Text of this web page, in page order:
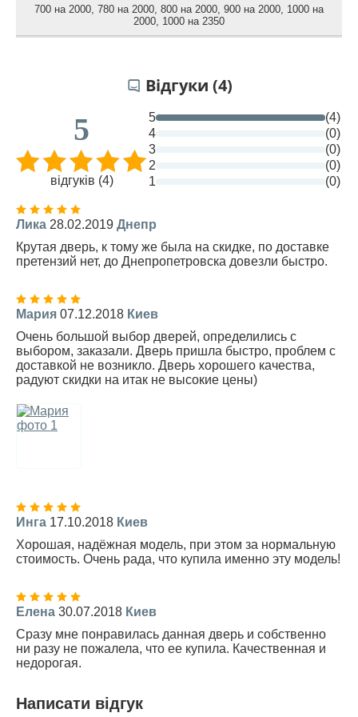
700 на 2000 780 на 2000 800 на 2000 900 на 2000 1000 на
2000 1000 на 2350
Відгуки (4)
5
відгуків (4)
5
(4)
4
(0)
3
(0)
2
(0)
1
(0)
Лика 28.02.2019 Днепр
Крутая дверь, к тому же была на скидке, по доставке
претензий нет, до Днепропетровска довезли быстро.
Мария 07.12.2018 Киев
Очень большой выбор дверей, определились с
выбором, заказали. Дверь пришла быстро, проблем с
доставкой не возникло. Дверь хорошего качества,
радуют скидки на итак не высокие цены)
Инга 17.10.2018 Киев
Хорошая, надёжная модель, при этом за нормальную
стоимость. Очень рада, что купила именно эту модель!
Елена 30.07.2018 Киев
Сразу мне понравилась данная дверь и собственно
ни разу не пожалела, что ее купила. Качественная и
недорогая.
Написати відгук